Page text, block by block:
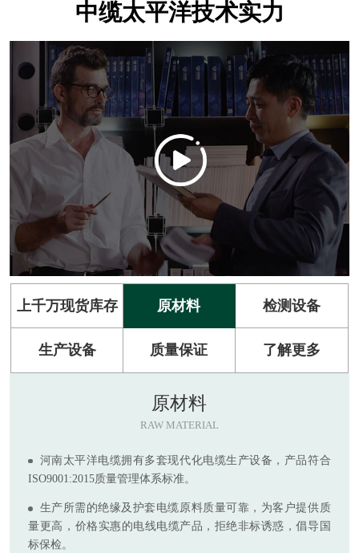
中缆太平洋技术实力
上千万现货库存 原材料 检测设备
生产设备 质量保证 了解更多
原材料
RAW MATERIAL
河南太平洋电缆拥有多套现代化电缆生产设备，产品符合
ISO9001:2015质量管理体系标准。
生产所需的绝缘及护套电缆原料质量可靠，为客户提供质
量更高，价格实惠的电线电缆产品，拒绝非标诱惑，倡导国
标保检。